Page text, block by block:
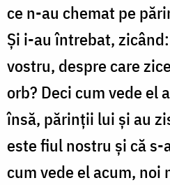
ce n-au chemat pe
Și i-au întrebat,
vostru, despre care
orb? Deci cum vede el
însă, părinții lui și au
este fiul nostru și că
cum vede el acum, noi